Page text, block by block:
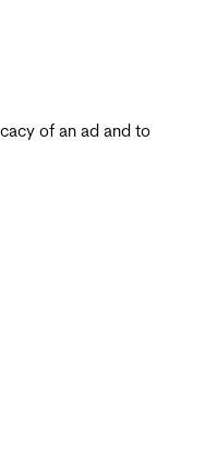
of an ad and to